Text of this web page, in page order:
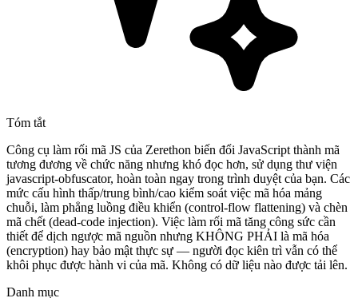
Tóm tắt
Công cụ làm rối mã JS của Zerethon biến đổi JavaScript thành mã
tương đương về chức năng nhưng khó đọc hơn, sử dụng thư viện
javascript-obfuscator, hoàn toàn ngay trong trình duyệt của bạn. Các
mức cấu hình thấp/trung bình/cao kiểm soát việc mã hóa mảng
chuỗi, làm phẳng luồng điều khiển (control-flow flattening) và chèn
mã chết (dead-code injection). Việc làm rối mã tăng công sức cần
thiết để dịch ngược mã nguồn nhưng KHÔNG PHẢI là mã hóa
(encryption) hay bảo mật thực sự — người đọc kiên trì vẫn có thể
khôi phục được hành vi của mã. Không có dữ liệu nào được tải lên.
Danh mục